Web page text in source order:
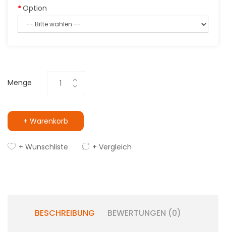
Option
Menge
+ Warenkorb
+ Wunschliste + Vergleich
BESCHREIBUNG BEWERTUNGEN (0)